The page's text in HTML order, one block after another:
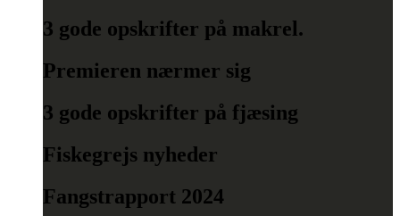
3 gode opskrifter på makrel.
Premieren nærmer sig
3 gode opskrifter på fjæsing
Fiskegrejs nyheder
Fangstrapport 2024